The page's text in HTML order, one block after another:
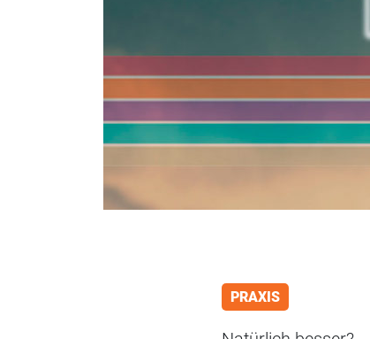
PRAXIS